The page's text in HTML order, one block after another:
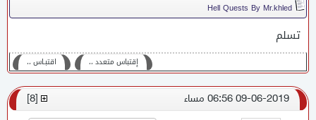
Hell Quests By Mr.khled
تسلم
اقتبـاس ،، إقتباس متعدد ،،
09-06-2019 06:56 مساء [
8